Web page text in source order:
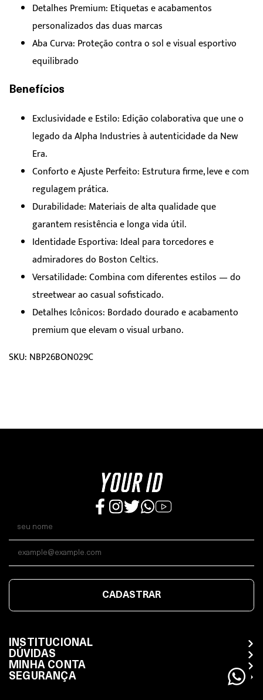
Detalhes Premium: Etiquetas e acabamentos
personalizados das duas marcas
Aba Curva: Proteção contra o sol e visual esportivo
equilibrado
Benefícios
Exclusividade e Estilo: Edição colaborativa que une o
legado da Alpha Industries à autenticidade da New
Era.
Conforto e Ajuste Perfeito: Estrutura firme, leve e com
regulagem prática.
Durabilidade: Materiais de alta qualidade que
garantem resistência e longa vida útil.
Identidade Esportiva: Ideal para torcedores e
admiradores do Boston Celtics.
Versatilidade: Combina com diferentes estilos — do
streetwear ao casual sofisticado.
Detalhes Icônicos: Bordado dourado e acabamento
premium que elevam o visual urbano.
SKU: NBP26BON029C
CADASTRAR
INSTITUCIONAL
DÚVIDAS
MINHA CONTA
SEGURANÇA